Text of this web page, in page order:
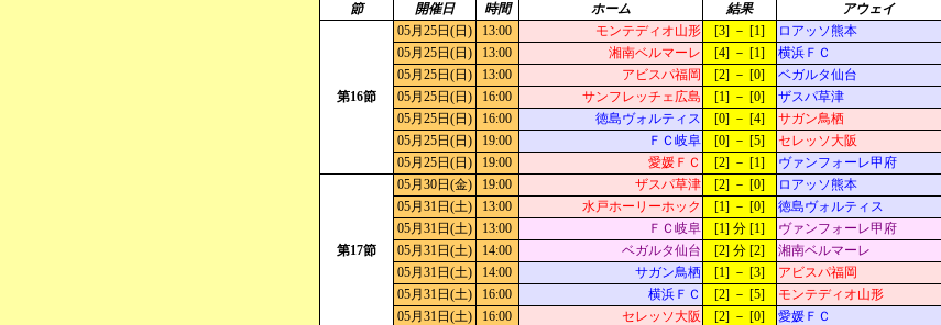
節 開催日 時間 ホーム 結果 アウェイ
第16節
05月25日(日) 13:00 モンテディオ山形 [3] － [1] ロアッソ熊本
05月25日(日)
13:00 湘南ベルマーレ [4] － [1] 横浜ＦＣ
05月25日(日)
13:00 アビスパ福岡 [2] － [0] ベガルタ仙台
05月25日(日)
16:00 サンフレッチェ広島 [1] － [0] ザスパ草津
05月25日(日)
16:00 徳島ヴォルティス [0] － [4] サガン鳥栖
05月25日(日)
19:00 ＦＣ岐阜 [0] － [5] セレッソ大阪
05月25日(日)
19:00 愛媛ＦＣ [2] － [1] ヴァンフォーレ甲府
第17節
05月30日(金) 19:00 ザスパ草津 [2] － [0] ロアッソ熊本
05月31日(土)
13:00 水戸ホーリーホック [1] － [0] 徳島ヴォルティス
05月31日(土)
13:00 ＦＣ岐阜 [1] 分 [1] ヴァンフォーレ甲府
05月31日(土)
14:00 ベガルタ仙台 [2] 分 [2] 湘南ベルマーレ
05月31日(土)
14:00 サガン鳥栖 [1] － [3] アビスパ福岡
05月31日(土)
16:00 横浜ＦＣ [2] － [5] モンテディオ山形
05月31日(土)
16:00 セレッソ大阪 [2] － [0] 愛媛ＦＣ